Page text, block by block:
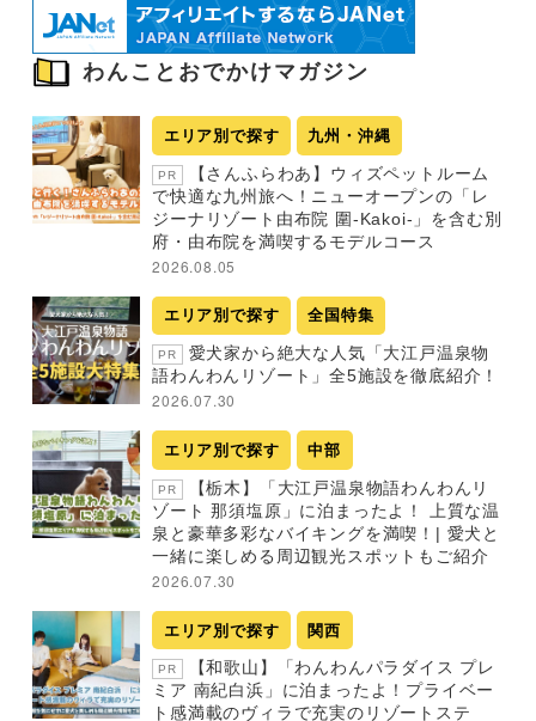
わんことおでかけマガジン
エリア別で探す 九州・沖縄
PR
【さんふらわあ】ウィズペットルーム
で快適な九州旅へ！ニューオープンの「レ
ジーナリゾート由布院 圍-Kakoi-」を含む別
府・由布院を満喫するモデルコース
2026.08.05
エリア別で探す 全国特集
PR
愛犬家から絶大な人気「大江戸温泉物
語わんわんリゾート」全5施設を徹底紹介！
2026.07.30
エリア別で探す 中部
PR
【栃木】「大江戸温泉物語わんわんリ
ゾート 那須塩原」に泊まったよ！ 上質な温
泉と豪華多彩なバイキングを満喫！| 愛犬と
一緒に楽しめる周辺観光スポットもご紹介
2026.07.30
エリア別で探す 関西
PR
【和歌山】「わんわんパラダイス プレ
ミア 南紀白浜」に泊まったよ！プライベー
ト感満載のヴィラで充実のリゾートステ